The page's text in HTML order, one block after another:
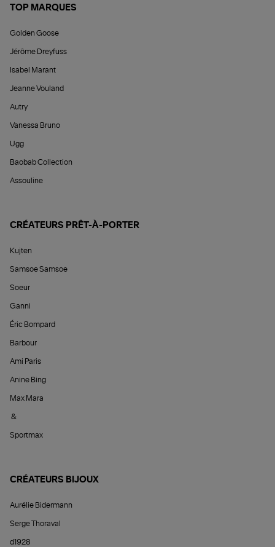
TOP MARQUES
Golden Goose
Jérôme Dreyfuss
Isabel Marant
Jeanne Vouland
Autry
Vanessa Bruno
Ugg
Baobab Collection
Assouline
CRÉATEURS PRÊT-À-PORTER
Kujten
Samsoe Samsoe
Soeur
Ganni
Éric Bompard
Barbour
Ami Paris
Anine Bing
Max Mara
&
Sportmax
CRÉATEURS BIJOUX
Aurélie Bidermann
Serge Thoraval
d1928